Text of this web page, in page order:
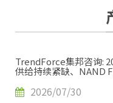
TrendForce集邦咨询:
供给持续紧缺、NAND
2026/07/30